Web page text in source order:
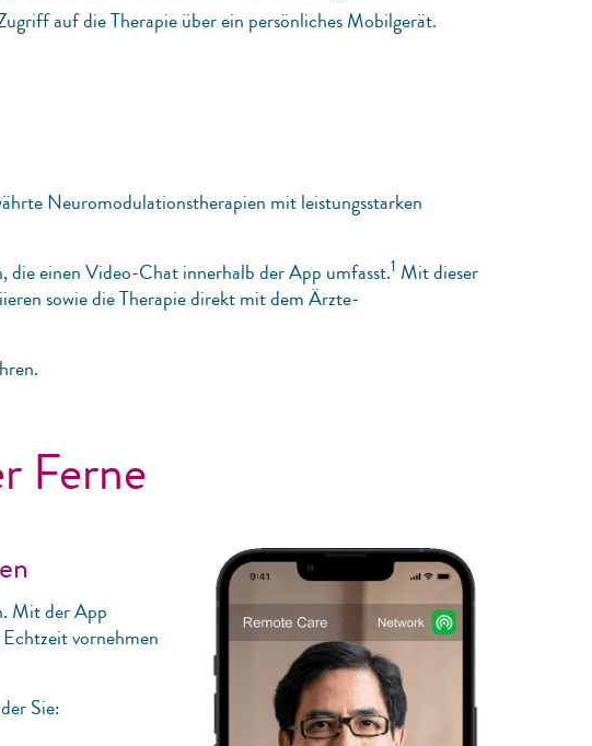
auf die Therapie über ein persönliches Mobilgerät.
Neuromodulationstherapien mit leistungsstarken
einen Video-Chat innerhalb der App umfasst.1 Mit dieser
sowie die Therapie direkt mit dem Ärzte-
Ferne
Mit der App
vornehmen
Sie: